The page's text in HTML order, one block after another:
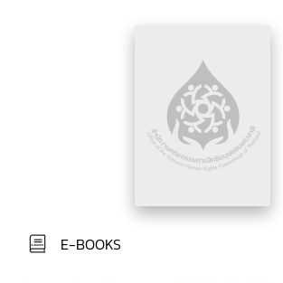
E-BOOKS